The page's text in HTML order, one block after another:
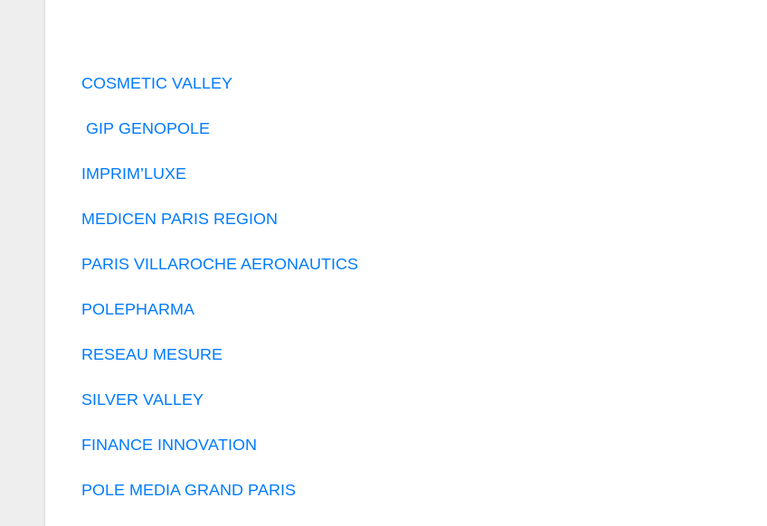
COSMETIC VALLEY
GIP GENOPOLE
IMPRIM’LUXE
MEDICEN PARIS REGION
PARIS VILLAROCHE AERONAUTICS
POLEPHARMA
RESEAU MESURE
SILVER VALLEY
FINANCE INNOVATION
POLE MEDIA GRAND PARIS